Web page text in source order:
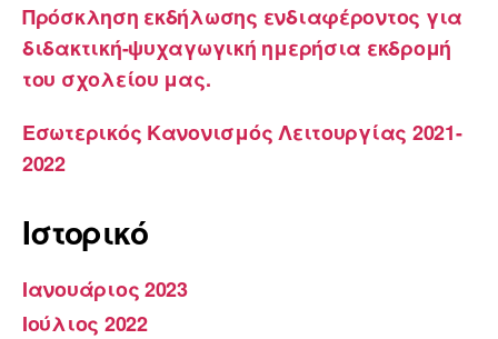
Πρόσκληση εκδήλωσης ενδιαφέροντος για
διδακτική-ψυχαγωγική ημερήσια εκδρομή
του σχολείου μας.
Εσωτερικός Κανονισμός Λειτουργίας 2021-
2022
Ιστορικό
Ιανουάριος 2023
Ιούλιος 2022